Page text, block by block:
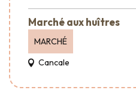
Marché aux huîtres
MARCHÉ
Cancale